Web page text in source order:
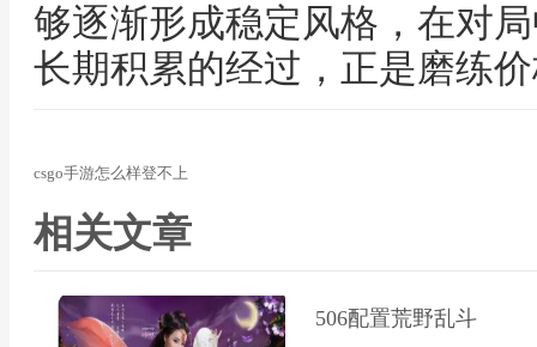
够逐渐形成稳定风格，在对
长期积累的经过，正是磨练
csgo手游怎么样登不上
相关文章
506配置荒野乱斗